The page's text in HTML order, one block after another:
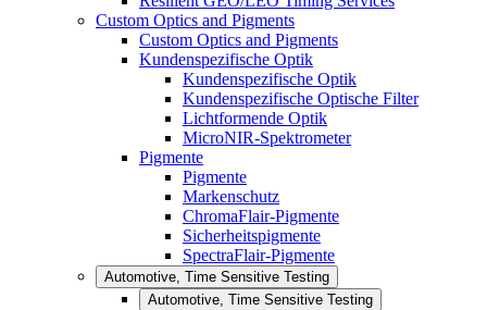
Custom Optics and Pigments
Custom Optics and Pigments
Kundenspezifische Optik
Kundenspezifische Optik
Kundenspezifische Optische Filter
Lichtformende Optik
MicroNIR-Spektrometer
Pigmente
Pigmente
Markenschutz
ChromaFlair-Pigmente
Sicherheitspigmente
SpectraFlair-Pigmente
Automotive, Time Sensitive Testing
Automotive, Time Sensitive Testing